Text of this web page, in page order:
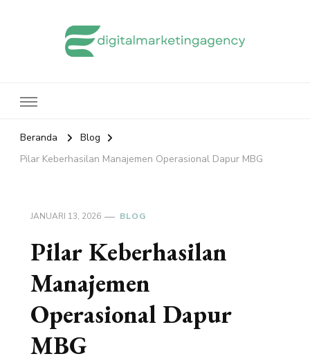
Beranda
Blog
Pilar Keberhasilan Manajemen Operasional Dapur MBG
JANUARI 13, 2026 BLOG
Pilar Keberhasilan
Manajemen
Operasional Dapur
MBG